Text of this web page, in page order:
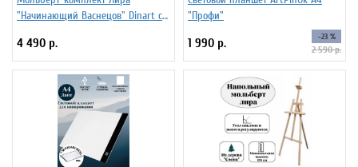
"Начинающий Васнецов" Dinart с
стаканчиками
4 490 р.
"Профи"
1 990 р. -23 %
2 590 р.